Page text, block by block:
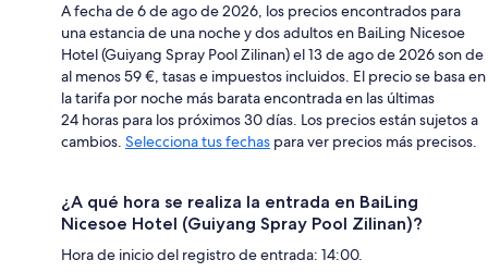
A fecha de 6 de ago de 2026, los precios encontrados para
una estancia de una noche y dos adultos en BaiLing Nicesoe
Hotel (Guiyang Spray Pool Zilinan) el 13 de ago de 2026 son de
al menos 59 €, tasas e impuestos incluidos. El precio se basa en
la tarifa por noche más barata encontrada en las últimas
24 horas para los próximos 30 días. Los precios están sujetos a
cambios. Selecciona tus fechas para ver precios más precisos.
¿A qué hora se realiza la entrada en BaiLing
Nicesoe Hotel (Guiyang Spray Pool Zilinan)?
Hora de inicio del registro de entrada: 14:00.